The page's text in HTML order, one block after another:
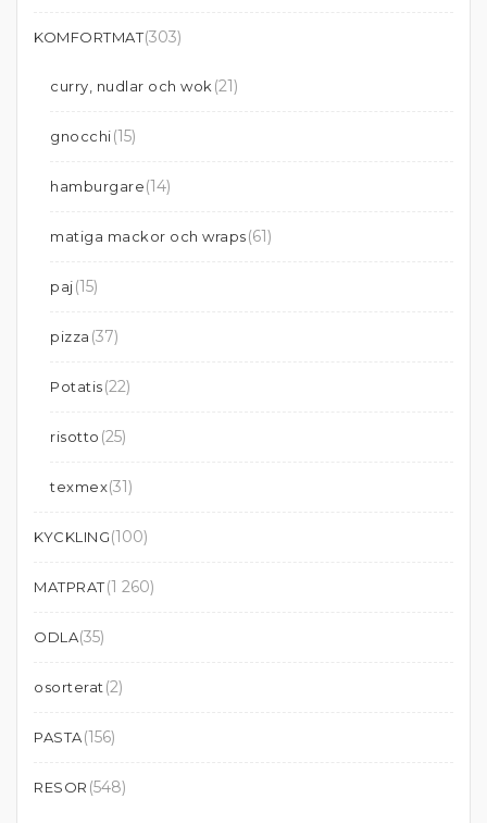
KOMFORTMAT(303)
curry, nudlar och wok (21)
gnocchi(15)
hamburgare(14)
matiga mackor och wraps(61)
paj(15)
pizza (37)
Potatis(22)
risotto (25)
texmex(31)
KYCKLING(100)
MATPRAT(1 260)
ODLA(35)
osorterat (2)
PASTA(156)
RESOR (548)